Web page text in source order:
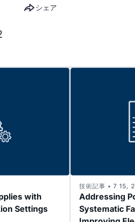
シェア
with
Settings
Addressing
Systematic
技術記事 • 7 15,